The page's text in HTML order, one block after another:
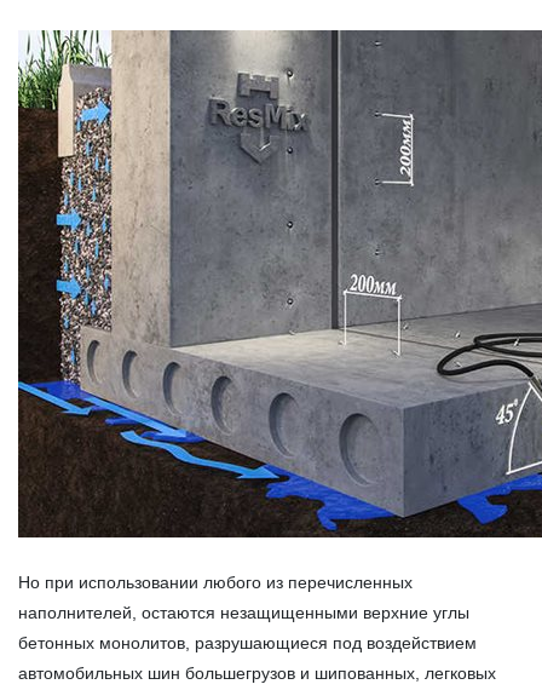
Но при использовании любого из перечисленных
наполнителей, остаются незащищенными верхние углы
бетонных монолитов, разрушающиеся под воздействием
автомобильных шин большегрузов и шипованных, легковых